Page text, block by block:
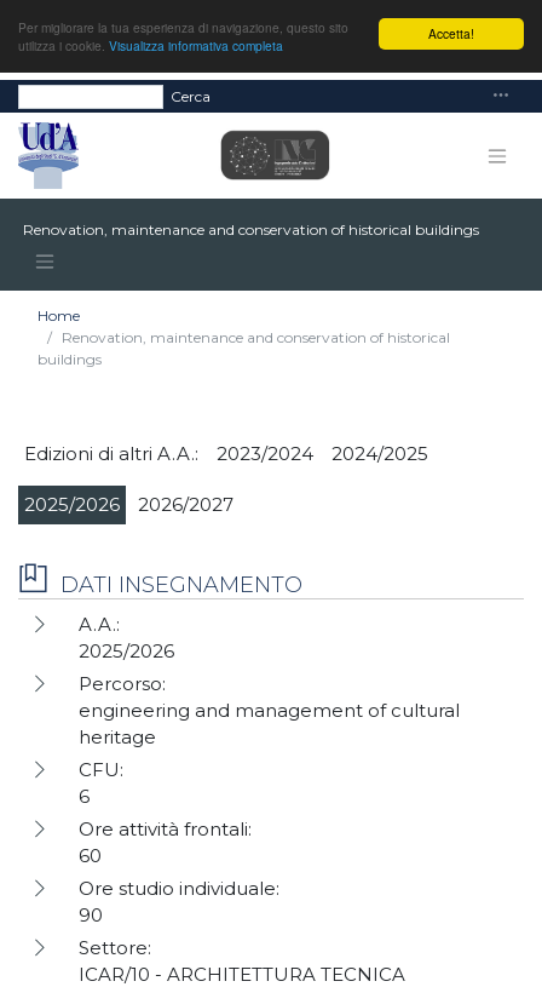
Accetta!
Per migliorare la tua esperienza di navigazione, questo sito
utilizza i cookie. Visualizza informativa completa
Cerca
Renovation, maintenance and conservation of historical buildings
Home
Renovation, maintenance and conservation of historical
buildings
Edizioni di altri A.A.: 2023/2024 2024/2025
2025/2026 2026/2027
DATI INSEGNAMENTO
A.A.:
2025/2026
Percorso:
engineering and management of cultural
heritage
CFU:
6
Ore attività frontali:
60
Ore studio individuale:
90
Settore:
ICAR/10 - ARCHITETTURA TECNICA